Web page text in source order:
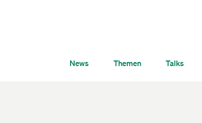
News Themen Talks